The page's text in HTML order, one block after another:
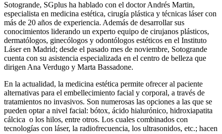
Sotogrande, SGplus ha hablado con el doctor Andrés Martin,
especialista en medicina estética, cirugía plástica y técnicas láser con
más de 20 años de experiencia. Además de desarrollar sus
conocimientos liderando un experto equipo de cirujanos plásticos,
dermatólogos, ginecólogos y odontólogos estéticos en el Instituto
Láser en Madrid; desde el pasado mes de noviembre, Sotogrande
cuenta con su asistencia especializada en el centro de belleza que
dirigen Ana Verdugo y Marta Bassadone.
En la actualidad, la medicina estética permite ofrecer al paciente
alternativas para el embellecimiento facial y corporal, a través de
tratamientos no invasivos. Son numerosas las opciones a las que se
pueden optar a nivel facial: bótox, ácido hialurónico, hidroxiapatita
cálcica o los hilos, entre otros. Los cuales combinados con
tecnologías con láser, la radiofrecuencia, los ultrasonidos, etc.; hacen